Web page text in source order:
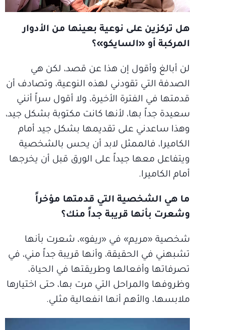
هل تركزين على نوعية بعينها من الأدوار
المركبة أو «السايكو»؟
لن أبالغ وأقول إن هذا عن قصد، لكن هي
الصدفة التي تقودني لهذه النوعية، وتصادف أن
قدمتها في الفترة الأخيرة، ولا أقول سراً أنني
سعيدة جداً بها، لأنها كانت مكتوبة بشكل جيد،
وهذا ساعدني على تقديمها بشكل جيد أمام
الكاميرا، فالممثل لابد أن يحس بالشخصية
ويتفاعل معها جيداً على الورق قبل أن يخرجها
أمام الكاميرا.
ما هي الشخصية التي قدمتها مؤخراً
وشعرت بأنها قريبة جداً منك؟
شخصية «مريم» في «ريفو»، شعرت بأنها
تشبهني في الحقيقة، وأنها قريبة جداً مني، في
تصرفاتها وأفعالها وطريقتها في الحياة،
وظروفها والمراحل التي مرت بها، حتى اختيارها
ملابسها، والأهم أنها انفعالية مثلي.